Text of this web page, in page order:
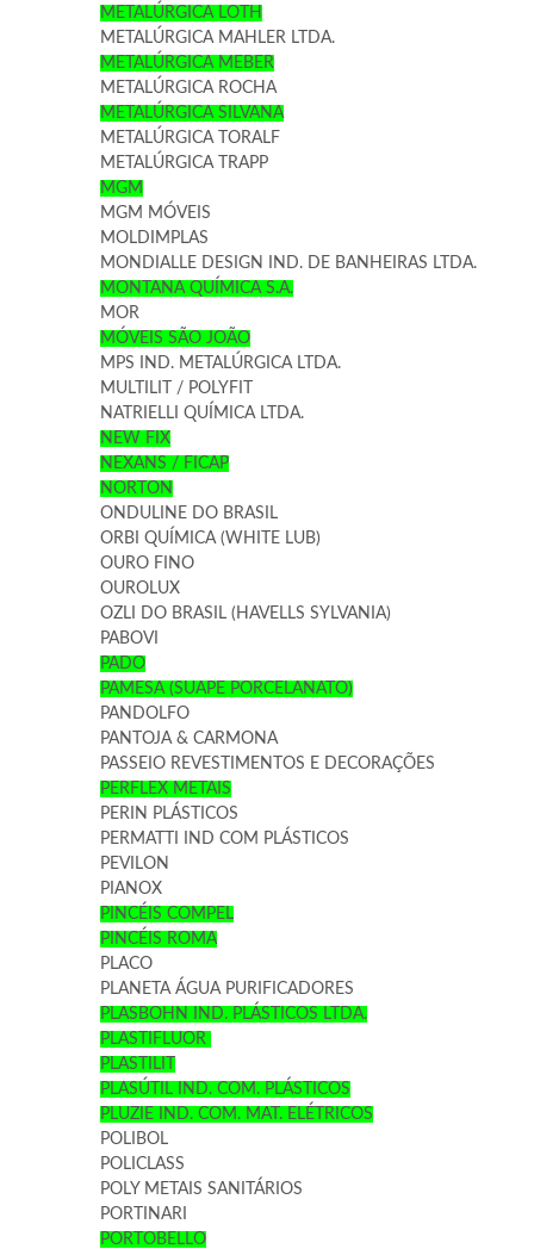
METALÚRGICA LOTH
METALÚRGICA MAHLER LTDA.
METALÚRGICA MEBER
METALÚRGICA ROCHA
METALÚRGICA SILVANA
METALÚRGICA TORALF
METALÚRGICA TRAPP
MGM
MGM MÓVEIS
MOLDIMPLAS
MONDIALLE DESIGN IND. DE BANHEIRAS LTDA.
MONTANA QUÍMICA S.A.
MOR
MÓVEIS SÃO JOÃO
MPS IND. METALÚRGICA LTDA.
MULTILIT / POLYFIT
NATRIELLI QUÍMICA LTDA.
NEW FIX
NEXANS / FICAP
NORTON
ONDULINE DO BRASIL
ORBI QUÍMICA (WHITE LUB)
OURO FINO
OUROLUX
OZLI DO BRASIL (HAVELLS SYLVANIA)
PABOVI
PADO
PAMESA (SUAPE PORCELANATO)
PANDOLFO
PANTOJA & CARMONA
PASSEIO REVESTIMENTOS E DECORAÇÕES
PERFLEX METAIS
PERIN PLÁSTICOS
PERMATTI IND COM PLÁSTICOS
PEVILON
PIANOX
PINCÉIS COMPEL
PINCÉIS ROMA
PLACO
PLANETA ÁGUA PURIFICADORES
PLASBOHN IND. PLÁSTICOS LTDA.
PLASTIFLUOR
PLASTILIT
PLASÚTIL IND. COM. PLÁSTICOS
PLUZIE IND. COM. MAT. ELÉTRICOS
POLIBOL
POLICLASS
POLY METAIS SANITÁRIOS
PORTINARI
PORTOBELLO